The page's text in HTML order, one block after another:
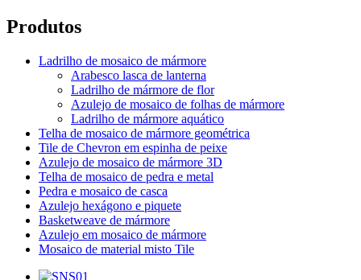
Produtos
Ladrilho de mosaico de mármore
Arabesco lasca de lanterna
Ladrilho de mármore de flor
Azulejo de mosaico de folhas de mármore
Ladrilho de mármore aquático
Telha de mosaico de mármore geométrica
Tile de Chevron em espinha de peixe
Azulejo de mosaico de mármore 3D
Telha de mosaico de pedra e metal
Pedra e mosaico de casca
Azulejo hexágono e piquete
Basketweave de mármore
Azulejo em mosaico de mármore
Mosaico de material misto Tile